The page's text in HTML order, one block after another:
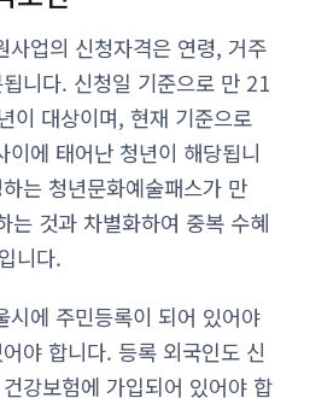
사업의 신청자격은 연령, 거주
니다. 신청일 기준으로 만 21
이 대상이며, 현재 기준으로
에 태어난 청년이 해당됩니
는 청년문화예술패스가 만
는 것과 차별화하여 중복 수혜
니다.
시에 주민등록이 되어 있어야
야 합니다. 등록 외국인도 신
강보험에 가입되어 있어야 합